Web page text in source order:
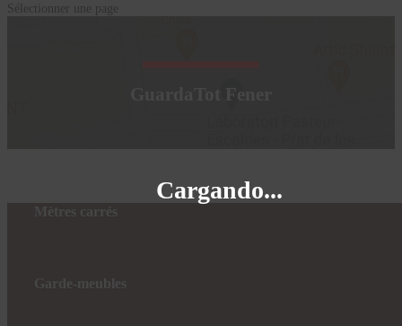
Sélectionner une page
Cargando...